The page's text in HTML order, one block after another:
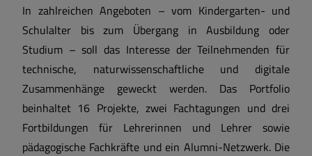
In zahlreichen Angeboten – vom Kindergarten- und
Schulalter bis zum Übergang in Ausbildung oder
Studium – soll das Interesse der Teilnehmenden für
technische, naturwissenschaftliche und digitale
Zusammenhänge geweckt werden. Das Portfolio
beinhaltet 16 Projekte, zwei Fachtagungen und drei
Fortbildungen für Lehrerinnen und Lehrer sowie
pädagogische Fachkräfte und ein Alumni-Netzwerk. Die